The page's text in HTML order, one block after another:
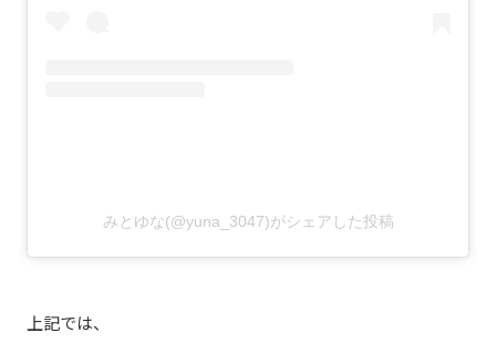
みとゆな(@yuna_3047)がシェアした投稿
上記では、